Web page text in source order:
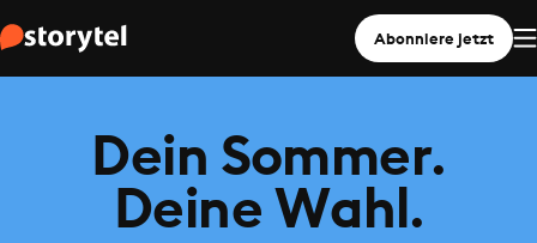
Abonniere jetzt
Dein Sommer.
Deine Wahl.